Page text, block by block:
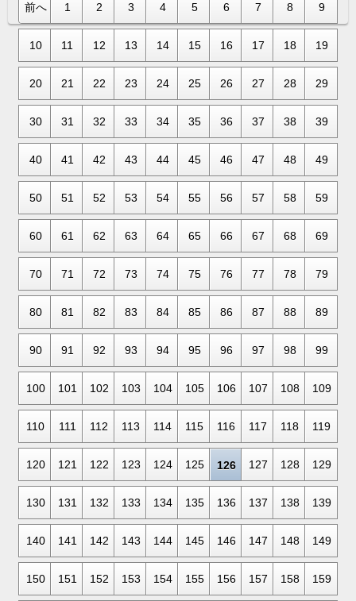
前へ 1 2 3 4 5 6 7 8 9
10 11 12 13 14 15 16 17 18 19
20 21 22 23 24 25 26 27 28 29
30 31 32 33 34 35 36 37 38 39
40 41 42 43 44 45 46 47 48 49
50 51 52 53 54 55 56 57 58 59
60 61 62 63 64 65 66 67 68 69
70 71 72 73 74 75 76 77 78 79
80 81 82 83 84 85 86 87 88 89
90 91 92 93 94 95 96 97 98 99
100 101 102 103 104 105 106 107 108 109
110 111 112 113 114 115 116 117 118 119
120 121 122 123 124 125 126 127 128 129
130 131 132 133 134 135 136 137 138 139
140 141 142 143 144 145 146 147 148 149
150 151 152 153 154 155 156 157 158 159